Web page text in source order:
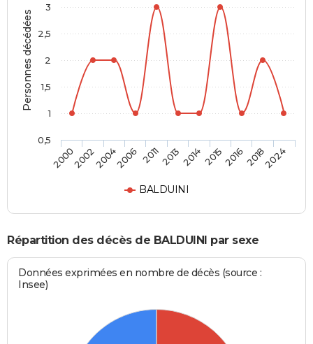
Personnes décédées
BALDUINI
2000200220042006 2011201320142015201620182024
0,5
1
1,5
2
2,5
3
Répartition des décès de BALDUINI par sexe
Données exprimées en nombre de décès (source :
Insee)